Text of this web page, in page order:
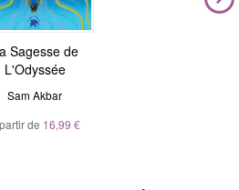
Sagesse de
L'Odyssée
Sam Akbar
de 16,99 €